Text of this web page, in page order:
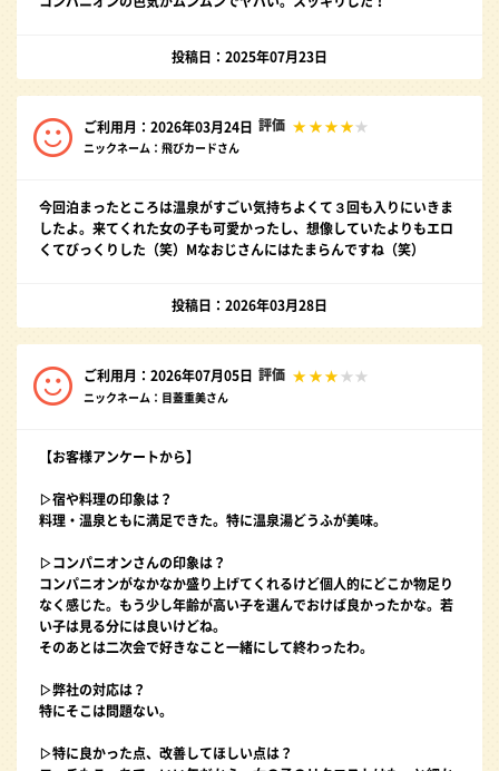
投稿日：2025年07月23日
ご利用月：2026年03月24日 評価
ニックネーム：飛びカードさん
今回泊まったところは温泉がすごい気持ちよくて３回も入りにいきま
したよ。来てくれた女の子も可愛かったし、想像していたよりもエロ
くてびっくりした（笑）Mなおじさんにはたまらんですね（笑）
投稿日：2026年03月28日
ご利用月：2026年07月05日 評価
ニックネーム：目蓋重美さん
【お客様アンケートから】
▷宿や料理の印象は？
料理・温泉ともに満足できた。特に温泉湯どうふが美味。
▷コンパニオンさんの印象は？
コンパニオンがなかなか盛り上げてくれるけど個人的にどこか物足り
なく感じた。もう少し年齢が高い子を選んでおけば良かったかな。若
い子は見る分には良いけどね。
そのあとは二次会で好きなこと一緒にして終わったわ。
▷弊社の対応は？
特にそこは問題ない。
▷特に良かった点、改善してほしい点は？